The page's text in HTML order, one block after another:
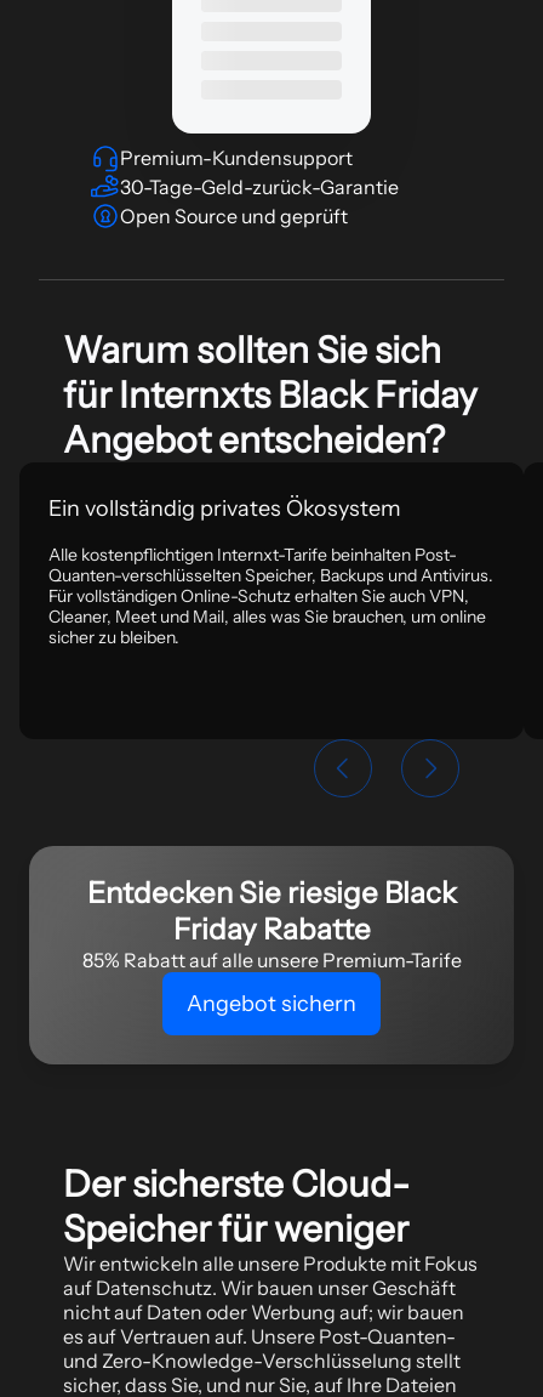
Premium-Kundensupport
30-Tage-Geld-zurück-Garantie
Open Source und geprüft
Warum sollten Sie sich
für Internxts Black Friday
Angebot entscheiden?
Ein vollständig privates Ökosystem
Alle kostenpflichtigen Internxt-Tarife beinhalten Post-
Quanten-verschlüsselten Speicher, Backups und Antivirus.
Für vollständigen Online-Schutz erhalten Sie auch VPN,
Cleaner, Meet und Mail, alles was Sie brauchen, um online
sicher zu bleiben.
Entdecken Sie riesige Black
Friday Rabatte
85% Rabatt auf alle unsere Premium-Tarife
Angebot sichern
Der sicherste Cloud-
Speicher für weniger
Wir entwickeln alle unsere Produkte mit Fokus
auf Datenschutz. Wir bauen unser Geschäft
nicht auf Daten oder Werbung auf; wir bauen
es auf Vertrauen auf. Unsere Post-Quanten-
und Zero-Knowledge-Verschlüsselung stellt
sicher, dass Sie, und nur Sie, auf Ihre Dateien